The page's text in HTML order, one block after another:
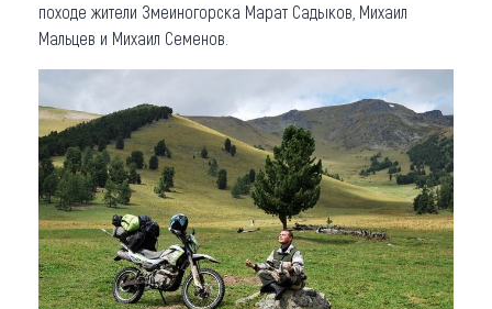
походе жители Змеиногорска Марат Садыков, Михаил
Мальцев и Михаил Семенов.